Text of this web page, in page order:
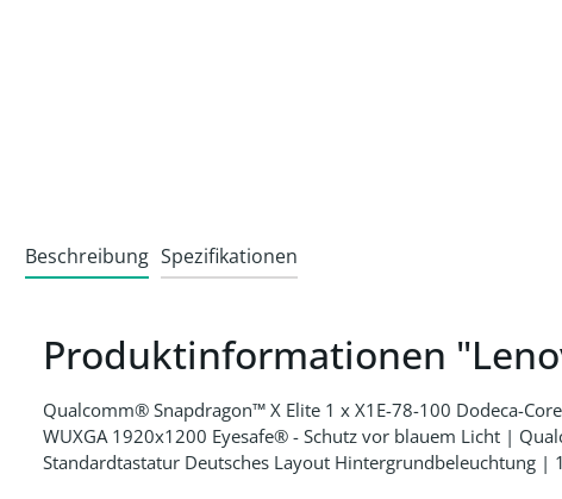
Beschreibung Spezifikationen
Produktinformationen
Qualcomm® Snapdragon™ X Elite 1 x X1E-78-100 Dodeca-
WUXGA 1920x1200 Eyesafe® - Schutz vor blauem Licht |
Standardtastatur Deutsches Layout Hintergrundbeleuchtung